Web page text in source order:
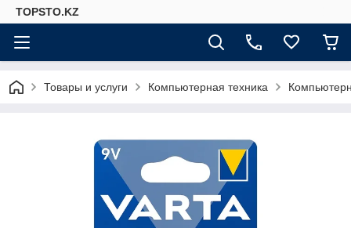
TOPSTO.KZ
Товары и услуги Компьютерная техника